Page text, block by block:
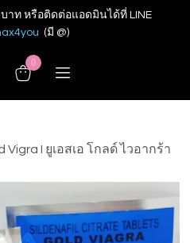
าท หรือติดต่อแอดมินได้ที่ LINE
(มี @)
0
Vigra I ยูเอสเอ โกลด์ ไวอากร้า